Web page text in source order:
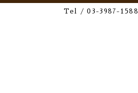
Tel / 03-3987-1588